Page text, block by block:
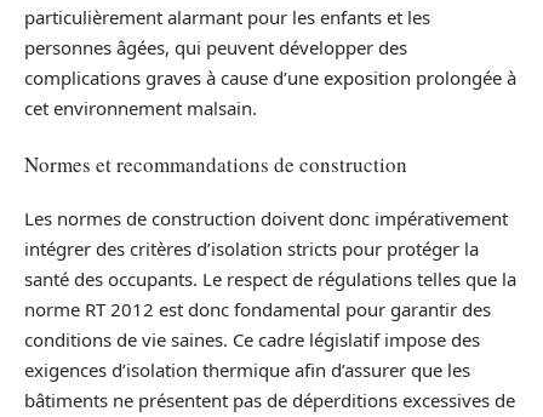
particulièrement alarmant pour les enfants et les
personnes âgées, qui peuvent développer des
complications graves à cause d’une exposition prolongée à
cet environnement malsain.
Normes et recommandations de construction
Les normes de construction doivent donc impérativement
intégrer des critères d’isolation stricts pour protéger la
santé des occupants. Le respect de régulations telles que la
norme RT 2012 est donc fondamental pour garantir des
conditions de vie saines. Ce cadre législatif impose des
exigences d’isolation thermique afin d’assurer que les
bâtiments ne présentent pas de déperditions excessives de